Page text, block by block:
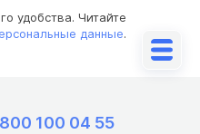
удобства. Читайте
данные.
100 04 55